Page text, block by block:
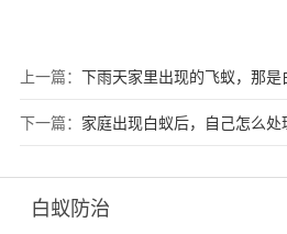
上一篇： 下雨天家里出现的飞蚁，那是
下一篇： 家庭出现白蚁后，自己怎么处
白蚁防治